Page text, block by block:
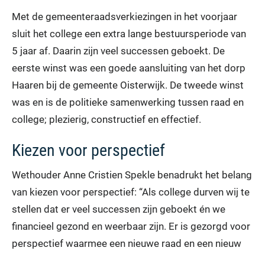
Met de gemeenteraadsverkiezingen in het voorjaar
sluit het college een extra lange bestuursperiode van
5 jaar af. Daarin zijn veel successen geboekt. De
eerste winst was een goede aansluiting van het dorp
Haaren bij de gemeente Oisterwijk. De tweede winst
was en is de politieke samenwerking tussen raad en
college; plezierig, constructief en effectief.
Kiezen voor perspectief
Wethouder Anne Cristien Spekle benadrukt het belang
van kiezen voor perspectief: “Als college durven wij te
stellen dat er veel successen zijn geboekt én we
financieel gezond en weerbaar zijn. Er is gezorgd voor
perspectief waarmee een nieuwe raad en een nieuw